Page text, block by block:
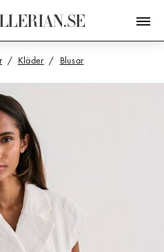
LERIAN.SE
Kläder Blusar